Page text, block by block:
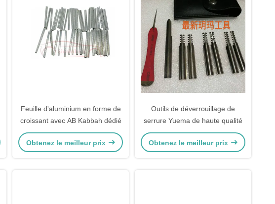
Feuille d'aluminium en forme de
croissant avec AB Kabbah dédié
Obtenez le meilleur prix
Outils de déverrouillage de
serrure Yuema de haute qualité
Obtenez le meilleur prix